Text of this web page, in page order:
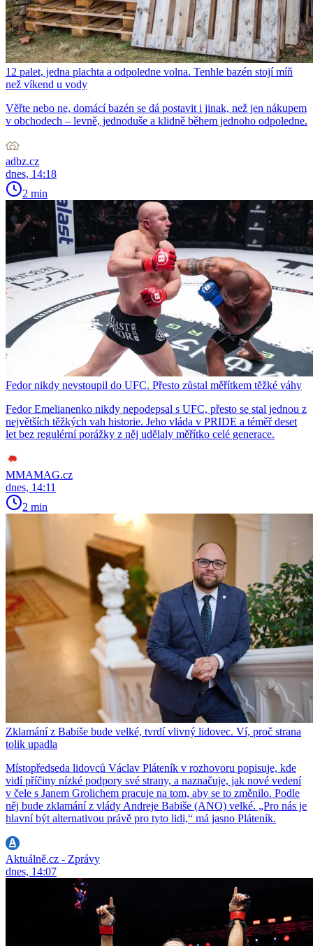
12 palet, jedna plachta a odpoledne volna. Tenhle bazén stojí míň
než víkend u vody
Věřte nebo ne, domácí bazén se dá postavit i jinak, než jen nákupem
v obchodech – levně, jednoduše a klidně během jednoho odpoledne.
adbz.cz
dnes, 14:18
2 min
Fedor nikdy nevstoupil do UFC. Přesto zůstal měřítkem těžké váhy
Fedor Emelianenko nikdy nepodepsal s UFC, přesto se stal jednou z
největších těžkých vah historie. Jeho vláda v PRIDE a téměř deset
let bez regulérní porážky z něj udělaly měřítko celé generace.
MMAMAG.cz
dnes, 14:11
2 min
Zklamání z Babiše bude velké, tvrdí vlivný lidovec. Ví, proč strana
tolik upadla
Místopředseda lidovců Václav Pláteník v rozhovoru popisuje, kde
vidí příčiny nízké podpory své strany, a naznačuje, jak nové vedení
v čele s Janem Grolichem pracuje na tom, aby se to změnilo. Podle
něj bude zklamání z vlády Andreje Babiše (ANO) velké. „Pro nás je
hlavní být alternativou právě pro tyto lidi,“ má jasno Pláteník.
Aktuálně.cz - Zprávy
dnes, 14:07